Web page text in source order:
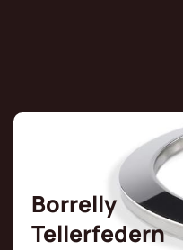
Borrelly
Tellerfedern